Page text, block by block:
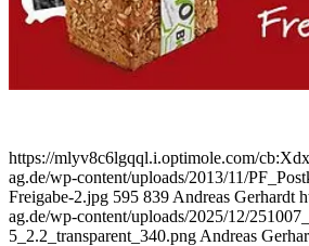
https://mlyv8c6lgqql.i.optimole.com/
ag.de/wp-content/uploads/2013/11/
Freigabe-2.jpg 595 839 Andreas Gerhardt
ag.de/wp-content/uploads/2025/12/
5_2.2_transparent_340.png Andreas